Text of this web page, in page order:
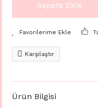
Sepete Ekle
Karşılaştır
Ürün Bilgisi